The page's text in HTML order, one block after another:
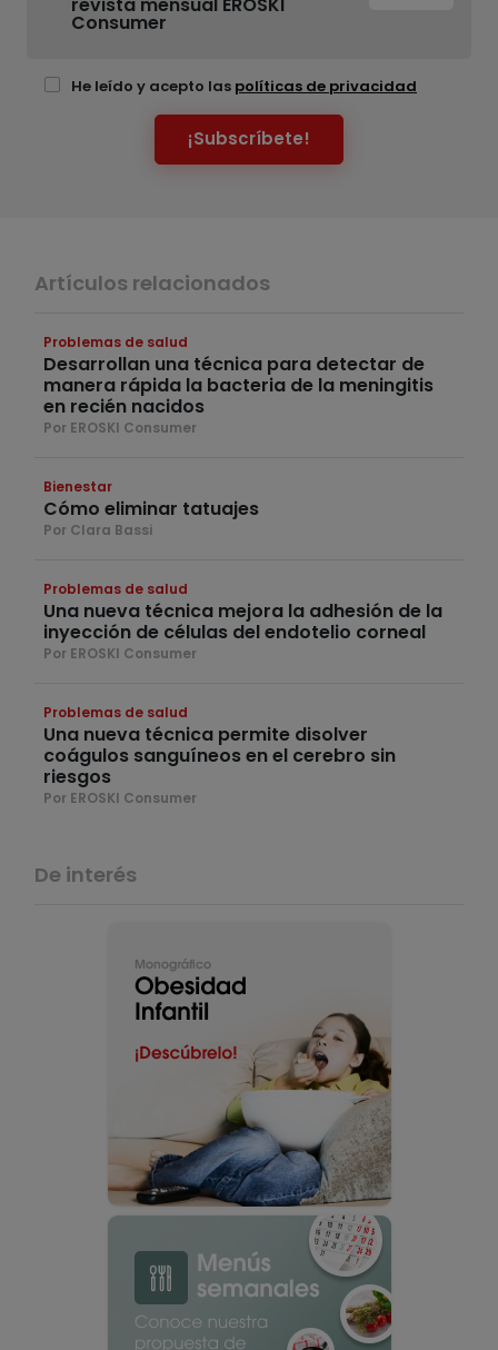
Consumer
He leído y acepto las políticas de privacidad
¡Subscríbete!
Artículos relacionados
Problemas de salud
Desarrollan una técnica para detectar de
manera rápida la bacteria de la meningitis
en recién nacidos
Por EROSKI Consumer
Bienestar
Cómo eliminar tatuajes
Por Clara Bassi
Problemas de salud
Una nueva técnica mejora la adhesión de la
inyección de células del endotelio corneal
Por EROSKI Consumer
Problemas de salud
Una nueva técnica permite disolver
coágulos sanguíneos en el cerebro sin
riesgos
Por EROSKI Consumer
De interés